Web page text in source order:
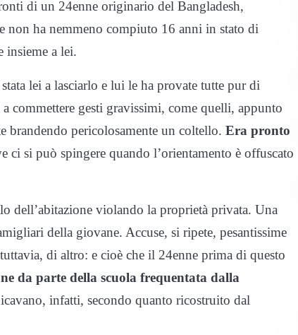
di un 24enne originario del Bangladesh,
non ha nemmeno compiuto 16 anni in stato di
a lei.
lei a lasciarlo e lui le ha provate tutte pur di
commettere gesti gravissimi, come quelli, appunto
brandendo pericolosamente un coltello. Era pronto
ci si può spingere quando l’orientamento è offuscato
dell’abitazione violando la proprietà privata. Una
della giovane. Accuse, si ripete, pesantissime
di altro: e cioè che il 24enne prima di questo
da parte della scuola frequentata dalla
infatti, secondo quanto ricostruito dal